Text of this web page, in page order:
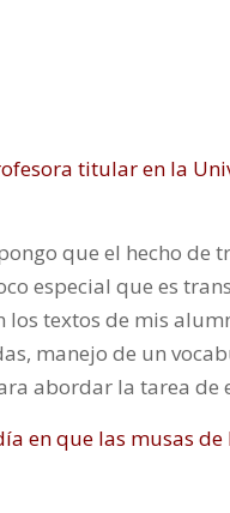
titular en la
que el hecho de
especial que es
textos de mis
manejo de un
abordar la tarea de
en que las musas